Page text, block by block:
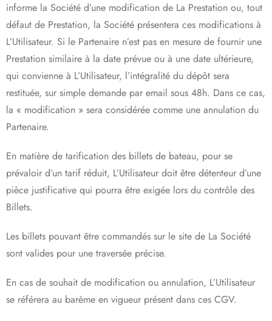
informe la Société d’une modification de La Prestation ou, tout
défaut de Prestation, la Société présentera ces modifications à
L’Utilisateur. Si le Partenaire n’est pas en mesure de fournir une
Prestation similaire à la date prévue ou à une date ultérieure,
qui convienne à L’Utilisateur, l’intégralité du dépôt sera
restituée, sur simple demande par email sous 48h. Dans ce cas,
la « modification » sera considérée comme une annulation du
Partenaire.
En matière de tarification des billets de bateau, pour se
prévaloir d’un tarif réduit, L’Utilisateur doit être détenteur d’une
pièce justificative qui pourra être exigée lors du contrôle des
Billets.
Les billets pouvant être commandés sur le site de La Société
sont valides pour une traversée précise.
En cas de souhait de modification ou annulation, L’Utilisateur
se référera au barème en vigueur présent dans ces CGV.